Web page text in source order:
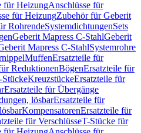
für HeizungAnschlüsse für
für HeizungZubehör für Geberit
RohrendeSystemdichtungenSets
Geberit Mapress C-StahlGeberit
Mapress C-StahlSystemrohre
MuffenErsatzteile für
ReduktionenBögenErsatzteile für
KreuzstückeErsatzteile für
Ersatzteile für Übergänge
lösbarErsatzteile für
KompensatorenErsatzteile für
für VerschlüsseT-Stücke für